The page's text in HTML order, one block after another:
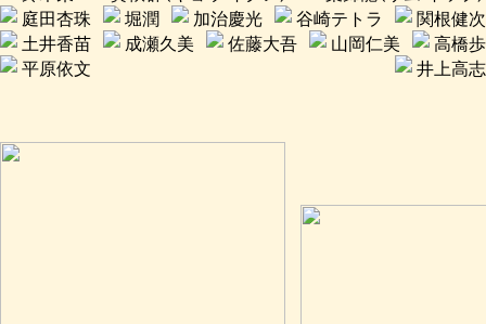
庭田杏珠
堀潤 加治慶光 谷崎テトラ
関根健次
土井香苗
成瀬久美 佐藤大吾 山岡仁美
高橋歩
平原依文
井上高志